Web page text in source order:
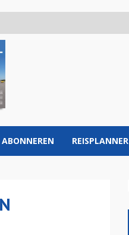
ABONNEREN REISPLANNER